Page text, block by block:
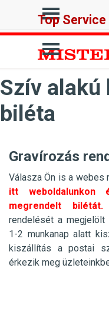
Ugrás a
Top
Ugrás a
Szív alakú
biléta
Gravírozás
Válasza Ön is a webes
itt
megrendelt bilétát.
rendelését a megjelölt
1-2 munkanap alatt
kiszállítás a postai
érkezik meg